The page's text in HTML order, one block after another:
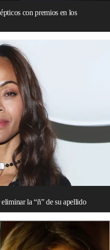
con premios en los
la “ñ” de su apellido